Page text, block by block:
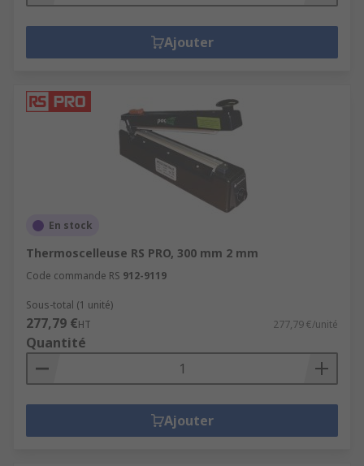
Ajouter
En stock
Thermoscelleuse RS PRO, 300 mm 2 mm
Code commande RS 912-9119
Sous-total (1 unité)
277,79 €HT 277,79 €/unité
Quantité
Ajouter